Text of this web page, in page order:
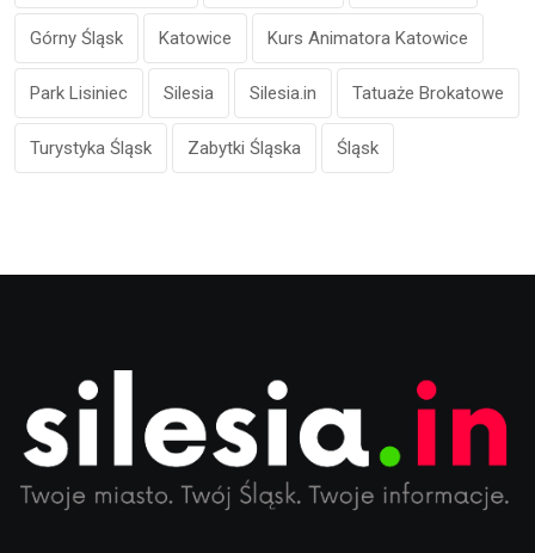
Górny Śląsk Katowice Kurs Animatora Katowice
Park Lisiniec Silesia Silesia.in Tatuaże Brokatowe
Turystyka Śląsk Zabytki Śląska Śląsk